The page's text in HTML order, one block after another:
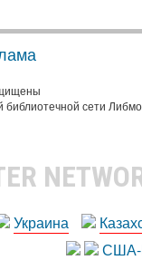
библиотечной сети
Украина
США-